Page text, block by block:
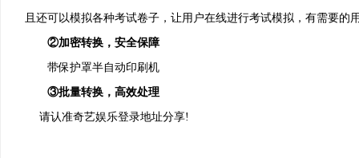
且还可以模拟各种考试卷子，让用户在线进行考试模拟，有需要的
②加密转换，安全保障
带保护罩半自动印刷机
③批量转换，高效处理
请认准奇艺娱乐登录地址分享!